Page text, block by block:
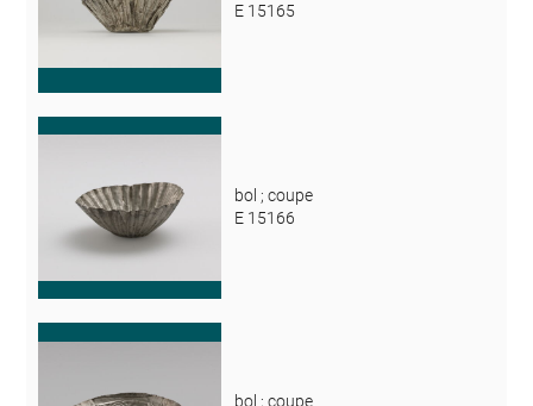
E 15165
bol ; coupe
E 15166
bol ; coupe